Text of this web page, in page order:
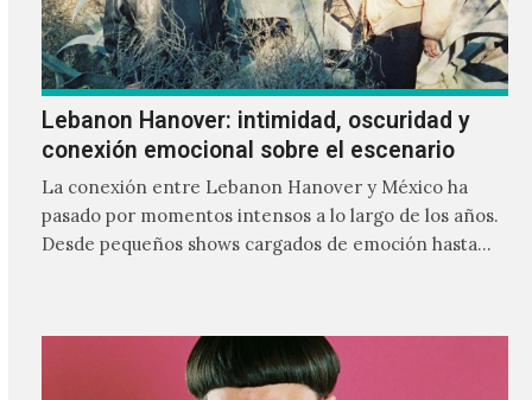
Lebanon Hanover: intimidad, oscuridad y
conexión emocional sobre el escenario
La conexión entre Lebanon Hanover y México ha
pasado por momentos intensos a lo largo de los años.
Desde pequeños shows cargados de emoción hasta
mezcla de post-punk, coldwave y letras
profundamente melancólicas.